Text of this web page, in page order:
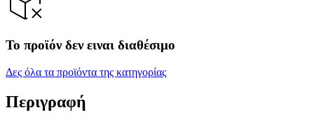
Το προϊόν δεν ειναι διαθέσιμο
Δες όλα τα προϊόντα της κατηγορίας
Περιγραφή